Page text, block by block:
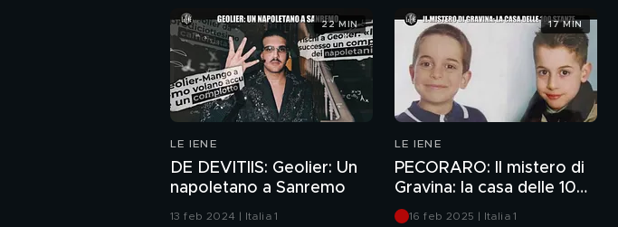
LE IENE
DE DEVITIIS: Geolier: Un
napoletano a Sanremo
13 feb 2024 | Italia 1
22 MIN
LE IENE
PECORARO: Il mistero di
Gravina: la casa delle 100
stanze
16 feb 2025 | Italia 1
17 MIN